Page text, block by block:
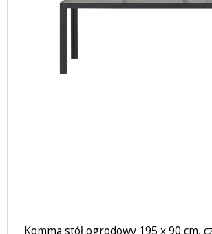
Komma stół ogrodowy 195 x 90 cm,